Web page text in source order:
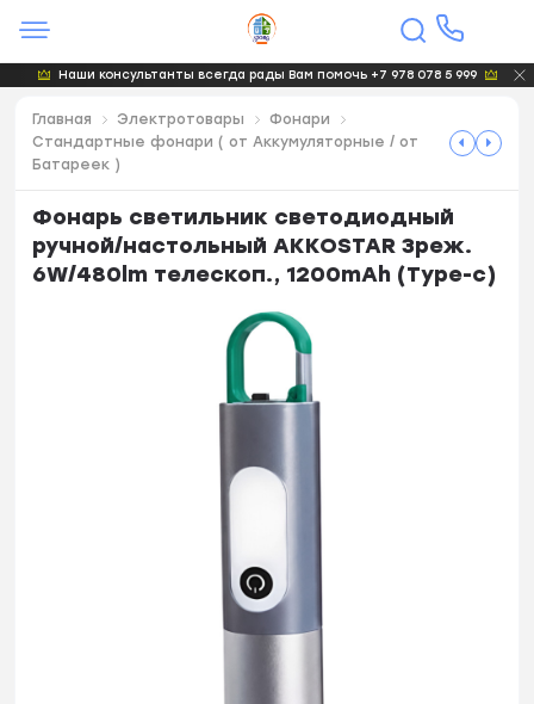
Наши консультанты всегда рады Вам помочь +7 978 078 5 999
Главная Электротовары
Фонари
Стандартные фонари ( от Аккумуляторные / от
Батареек )
Фонарь светильник светодиодный
ручной/настольный AKKOSTAR 3реж.
6W/480lm телескоп., 1200mAh (Type-c)